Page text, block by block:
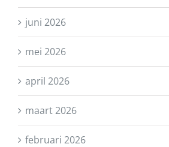
juni 2026
mei 2026
april 2026
maart 2026
februari 2026